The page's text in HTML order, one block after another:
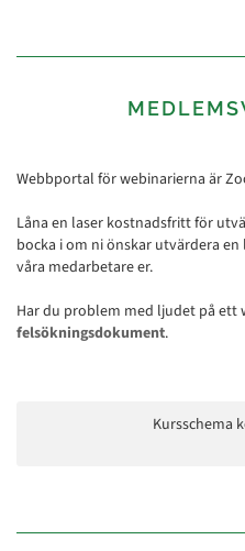
Webbportal för webinarierna är
Låna en laser kostnadsfritt för
bocka i om ni önskar utvärdera
våra medarbetare er.
Har du problem med ljudet på ett
felsökningsdokument.
Kursschema